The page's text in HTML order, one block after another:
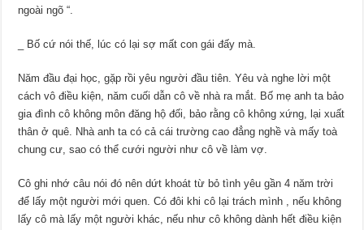
ngoài ngõ “.
_ Bố cứ nói thế, lúc có lại sợ mất con gái đấy mà.
Năm đầu đại học, gặp rồi yêu người đầu tiên. Yêu và nghe lời một
cách vô điều kiện, năm cuối dẫn cô về nhà ra mắt. Bố mẹ anh ta bảo
gia đình cô không môn đăng hộ đối, bảo rằng cô không xứng, lại xuất
thân ở quê. Nhà anh ta có cả cái trường cao đẳng nghề và mấy toà
chung cư, sao có thể cưới người như cô về làm vợ.
Cô ghi nhớ câu nói đó nên dứt khoát từ bỏ tình yêu gần 4 năm trời
để lấy một người mới quen. Có đôi khi cô lại trách mình , nếu không
lấy cô mà lấy một người khác, nếu như cô không dành hết điều kiện